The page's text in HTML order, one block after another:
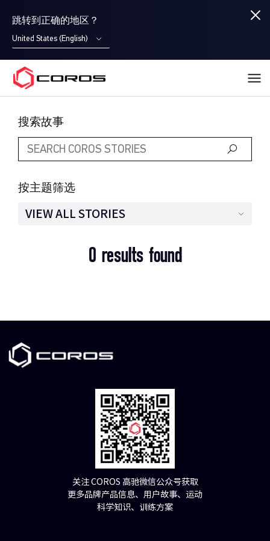
跳转到正确的地区？
United States (English)
COROS
搜索故事
按主题筛选
VIEW ALL STORIES
0 results found
关注 COROS 高驰微信公众号获取
更多品牌产品信息、用户故事、运动
科学知识、训练方案